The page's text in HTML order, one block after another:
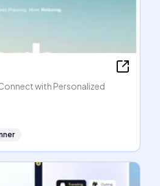
with Personalized